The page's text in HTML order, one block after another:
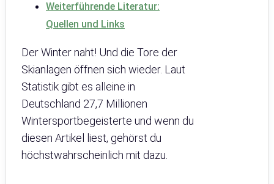
Weiterführende Literatur:
Quellen und Links
Der Winter naht! Und die Tore der
Skianlagen öffnen sich wieder. Laut
Statistik gibt es alleine in
Deutschland 27,7 Millionen
Wintersportbegeisterte und wenn du
diesen Artikel liest, gehörst du
höchstwahrscheinlich mit dazu.